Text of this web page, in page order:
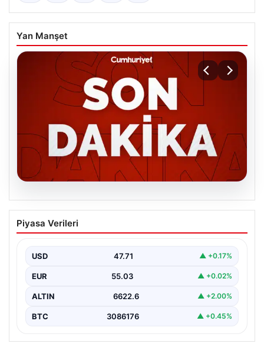
Yan Manşet
MGK’den 8 maddelik kritik bildiri: Dikkat
çeken ‘Terörsüz Bölge’ vurgusu
Piyasa Verileri
USD 47.71 ▲ +0.17%
EUR 55.03 ▲ +0.02%
ALTIN 6622.6 ▲ +2.00%
BTC 3086176 ▲ +0.45%